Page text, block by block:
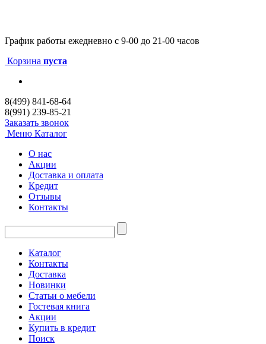
График работы ежедневно с 9-00 до 21-00 часов
Корзина пуста
8(499) 841-68-64
8(991) 239-85-21
Заказать звонок
Меню Каталог
О нас
Акции
Доставка и оплата
Кредит
Отзывы
Контакты
Каталог
Контакты
Доставка
Новинки
Статьи о мебели
Гостевая книга
Акции
Купить в кредит
Поиск